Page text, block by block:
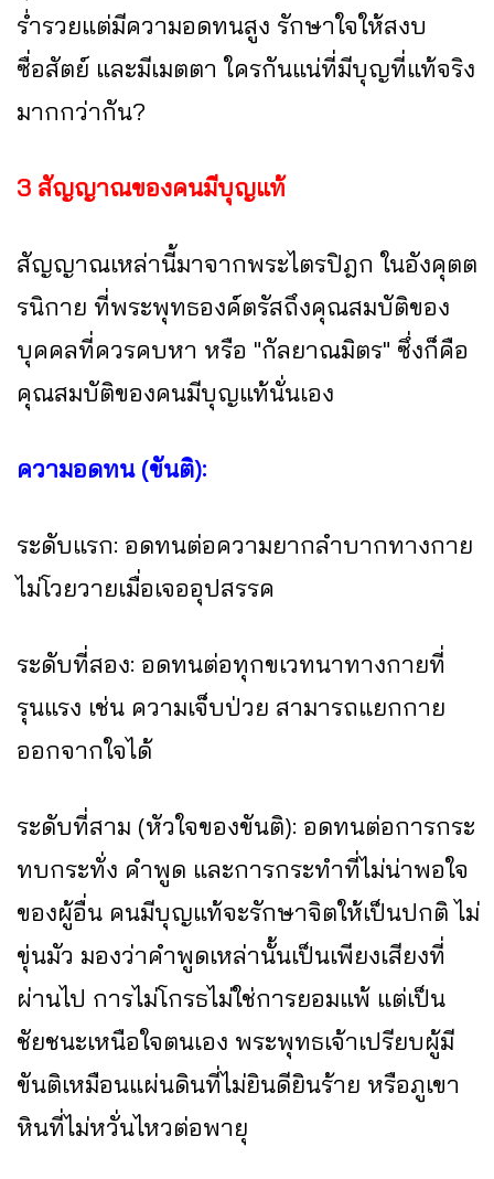
ร่ำรวยแต่มีความอดทนสูง รักษาใจให้สงบ
ซื่อสัตย์ และมีเมตตา ใครกันแน่ที่มีบุญที่แท้จริง
มากกว่ากัน?
3 สัญญาณของคนมีบุญแท้
สัญญาณเหล่านี้มาจากพระไตรปิฎก ในอังคุตต
รนิกาย ที่พระพุทธองค์ตรัสถึงคุณสมบัติของ
บุคคลที่ควรคบหา หรือ "กัลยาณมิตร" ซึ่งก็คือ
คุณสมบัติของคนมีบุญแท้นั่นเอง
ความอดทน (ขันติ):
ระดับแรก: อดทนต่อความยากลำบากทางกาย
ไม่โวยวายเมื่อเจออุปสรรค
ระดับที่สอง: อดทนต่อทุกขเวทนาทางกายที่
รุนแรง เช่น ความเจ็บป่วย สามารถแยกกาย
ออกจากใจได้
ระดับที่สาม (หัวใจของขันติ): อดทนต่อการกระ
ทบกระทั่ง คำพูด และการกระทำที่ไม่น่าพอใจ
ของผู้อื่น คนมีบุญแท้จะรักษาจิตให้เป็นปกติ ไม่
ขุ่นมัว มองว่าคำพูดเหล่านั้นเป็นเพียงเสียงที่
ผ่านไป การไม่โกรธไม่ใช่การยอมแพ้ แต่เป็น
ชัยชนะเหนือใจตนเอง พระพุทธเจ้าเปรียบผู้มี
ขันติเหมือนแผ่นดินที่ไม่ยินดียินร้าย หรือภูเขา
หินที่ไม่หวั่นไหวต่อพายุ